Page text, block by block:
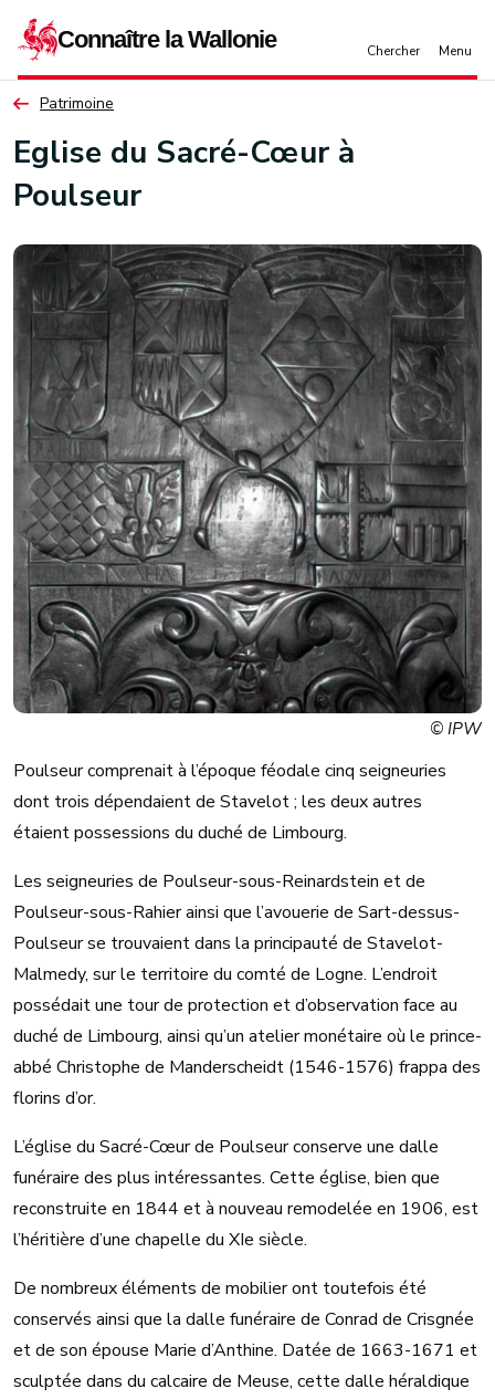
Patrimoine
Eglise du Sacré-Cœur à
Poulseur
© IPW
Poulseur comprenait à l’époque féodale cinq seigneuries
dont trois dépendaient de Stavelot ; les deux autres
étaient possessions du duché de Limbourg.
Les seigneuries de Poulseur-sous-Reinardstein et de
Poulseur-sous-Rahier ainsi que l’avouerie de Sart-dessus-
Poulseur se trouvaient dans la principauté de Stavelot-
Malmedy, sur le territoire du comté de Logne. L’endroit
possédait une tour de protection et d’observation face au
duché de Limbourg, ainsi qu’un atelier monétaire où le prince-
abbé Christophe de Manderscheidt (1546-1576) frappa des
florins d’or.
L’église du Sacré-Cœur de Poulseur conserve une dalle
funéraire des plus intéressantes. Cette église, bien que
reconstruite en 1844 et à nouveau remodelée en 1906, est
l’héritière d’une chapelle du XIe siècle.
De nombreux éléments de mobilier ont toutefois été
conservés ainsi que la dalle funéraire de Conrad de Crisgnée
et de son épouse Marie d’Anthine. Datée de 1663-1671 et
sculptée dans du calcaire de Meuse, cette dalle héraldique